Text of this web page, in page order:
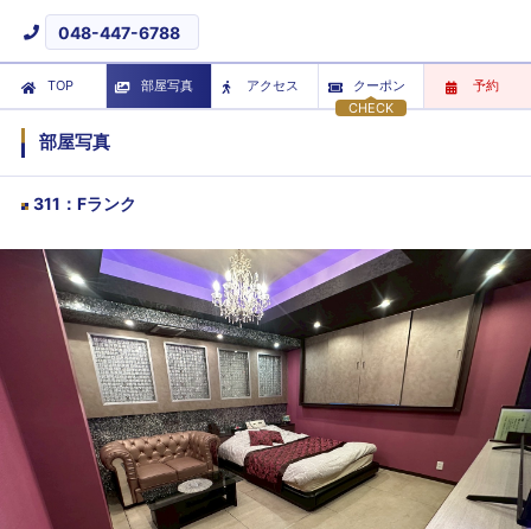
048-447-6788
TOP 部屋写真
アクセス
CHECK
クーポン 予約
部屋写真
311 ： Fランク